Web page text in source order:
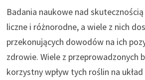
Badania naukowe nad
liczne i różnorodne, a wiele z nich
przekonujących dowodów na ich
zdrowie. Wiele z przeprowadzonych
korzystny wpływ tych roślin na